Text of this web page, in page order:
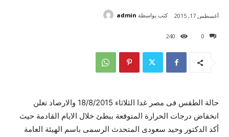
0
240
أغسطس 17, 2015 كتب بواسطة admin
حالة الطقس فى مصر غدا الثلاثاء 18/8/2015 والارصاد تعلن
انخفاض درجات الحرارة المتوقعة ببطئ خلال الايام القادمة حيث
أكد الدكتور وحيد سعودى المتحدث الرسمى باسم الهيئة العامة